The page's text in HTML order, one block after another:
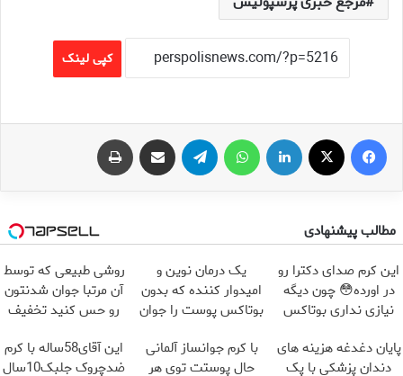
کپی لینک
فیس بوک لینکدین تلگرام اشتراک گذاری از طریق ایمیل
مطالب پیشنهادی
این کرم صدای دکترا رو
در اورده😳 چون دیگه
نیازی نداری بوتاکس
یک درمان نوین و
امیدوار کننده که بدون
بوتاکس پوست را جوان
روشی طبیعی که توسط
آن مرتبا جوان شدنتون
رو حس کنید تخفیف
پایان دغدغه هزینه های
دندان پزشکی با پک
با کرم جوانساز آلمانی
حال پوستت توی هر
این آقای58ساله با کرم
ضدچروک جلبک10سال